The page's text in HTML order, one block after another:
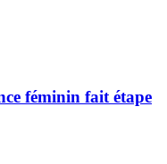
féminin fait étape